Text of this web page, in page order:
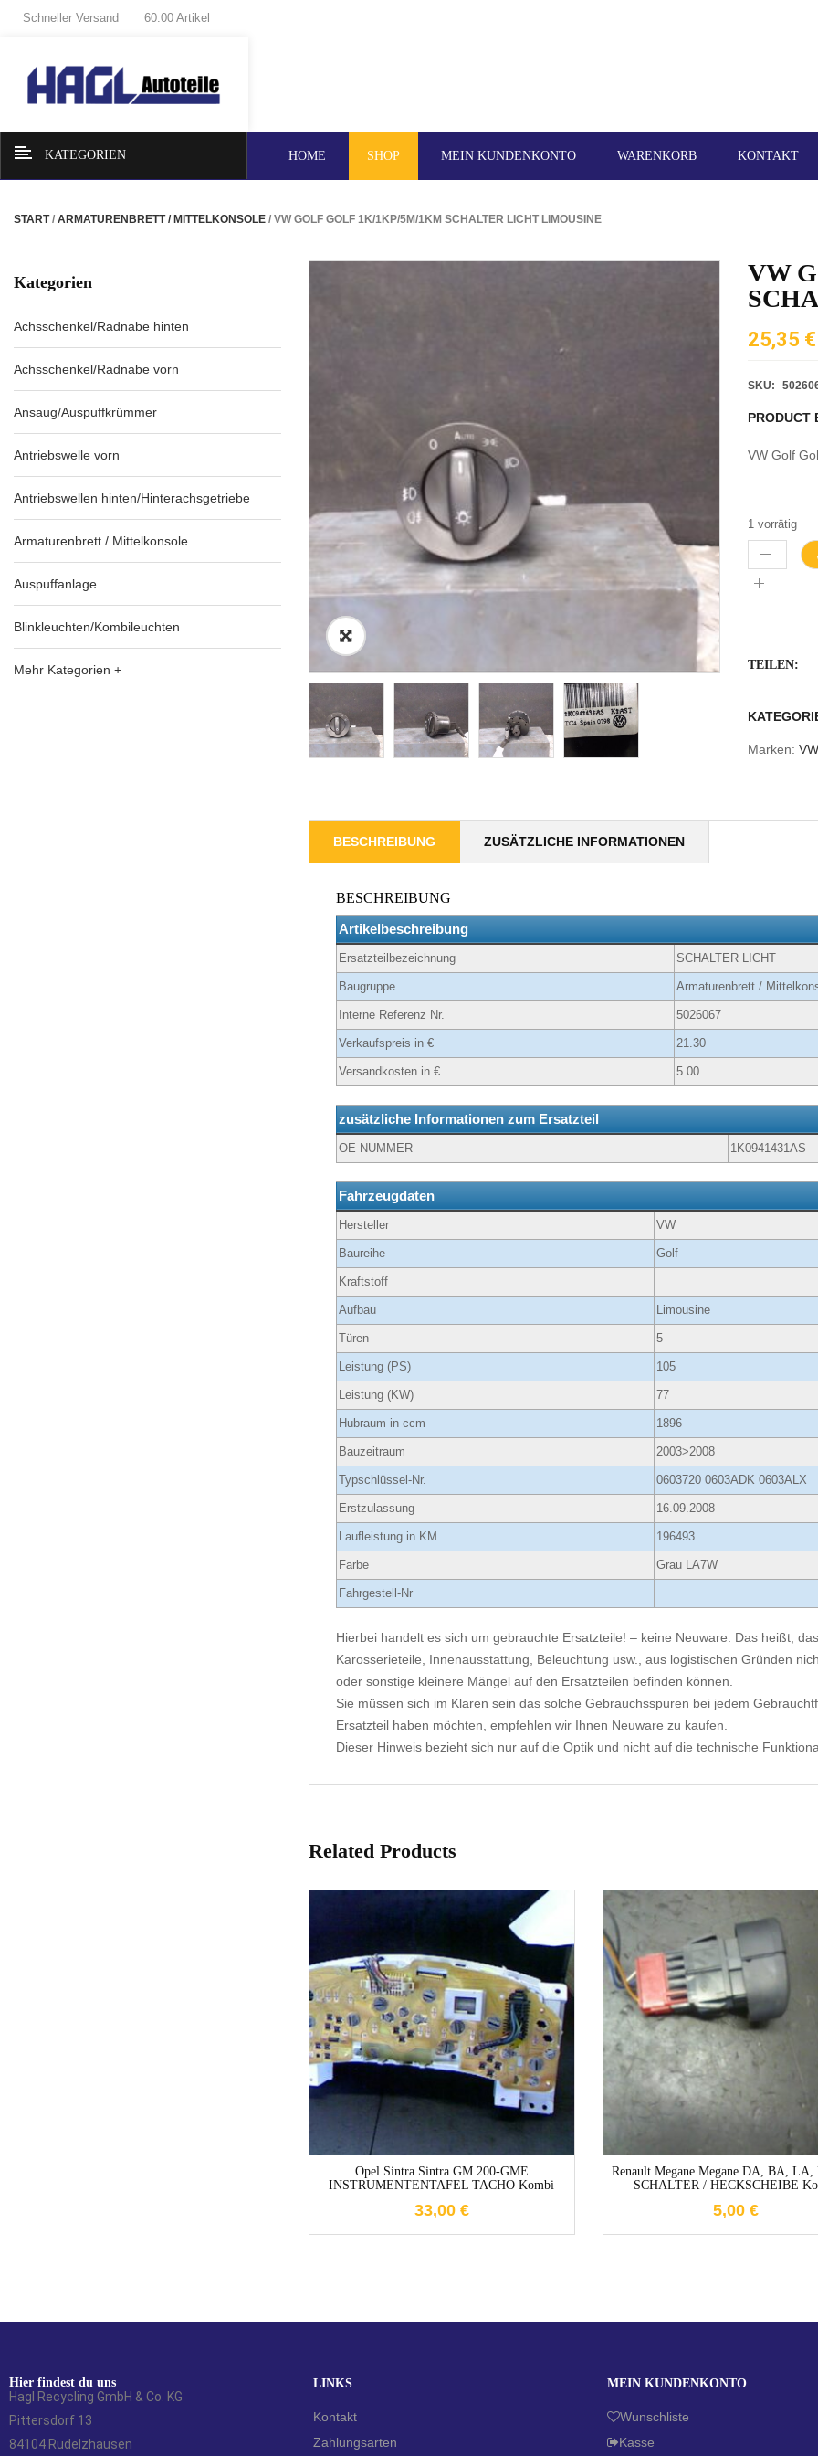
Schneller Versand 60.00 Artikel
KATEGORIEN HOME SHOP MEIN KUNDENKONTO WARENKORB KONTAKT
START/ ARMATURENBRETT / MITTELKONSOLE / VW GOLF GOLF 1K/1KP/5M/1KM SCHALTER LICHT LIMOUSINE
Kategorien
Achsschenkel/Radnabe hinten
Achsschenkel/Radnabe vorn
Ansaug/Auspuffkrümmer
Antriebswelle vorn
Antriebswellen hinten/Hinterachsgetriebe
Armaturenbrett / Mittelkonsole
Auspuffanlage
Blinkleuchten/Kombileuchten
Mehr Kategorien +
VW
25,35 €
SKU:
PRODUCT
VW Golf
1 vorrätig
TEILEN:
Marken:
BESCHREIBUNG ZUSÄTZLICHE INFORMATIONEN
BESCHREIBUNG
Artikelbeschreibung
Ersatzteilbezeichnung SCHALTER LICHT
Baugruppe Armaturenbrett /
Interne Referenz Nr. 5026067
Verkaufspreis in € 21.30
Versandkosten in € 5.00
zusätzliche Informationen zum Ersatzteil
OE NUMMER 1K0941431AS
Fahrzeugdaten
Hersteller VW
Baureihe Golf
Kraftstoff
Aufbau Limousine
Türen 5
Leistung (PS) 105
Leistung (KW) 77
Hubraum in ccm 1896
Bauzeitraum 2003>2008
Typschlüssel-Nr. 0603720 0603ADK 0603ALX
Erstzulassung 16.09.2008
Laufleistung in KM 196493
Farbe Grau LA7W
Fahrgestell-Nr
Hierbei handelt es sich um gebrauchte Ersatzteile! – keine Neuware. Das heißt,
Karosserieteile, Innenausstattung, Beleuchtung usw., aus logistischen Gründen
oder sonstige kleinere Mängel auf den Ersatzteilen befinden können.
Sie müssen sich im Klaren sein das solche Gebrauchsspuren bei jedem
Ersatzteil haben möchten, empfehlen wir Ihnen Neuware zu kaufen.
Dieser Hinweis bezieht sich nur auf die Optik und nicht auf die technische
Related Products
Opel Sintra Sintra GM 200-GME
INSTRUMENTENTAFEL TACHO Kombi
33,00 €
1-3 Werktage
Renault Megane Megane DA, BA,
SCHALTER / HECKSCHEIBE
5,00 €
1-3 Werktage
Hier findest du uns
Hagl Recycling GmbH & Co. KG
Pittersdorf 13
84104 Rudelzhausen
LINKS
Kontakt
Zahlungsarten
MEIN KUNDENKONTO
Wunschliste
Kasse